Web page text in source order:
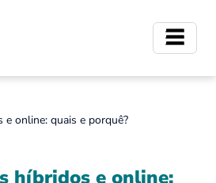
e online: quais e porquê?
híbridos e online: